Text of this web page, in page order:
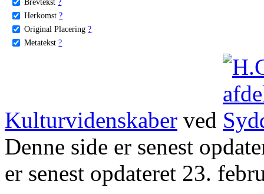
Herkomst ?
Original Placering ?
Metatekst ?
Kulturvidenskaber ved
Denne side er senest
er senest opdateret 23.